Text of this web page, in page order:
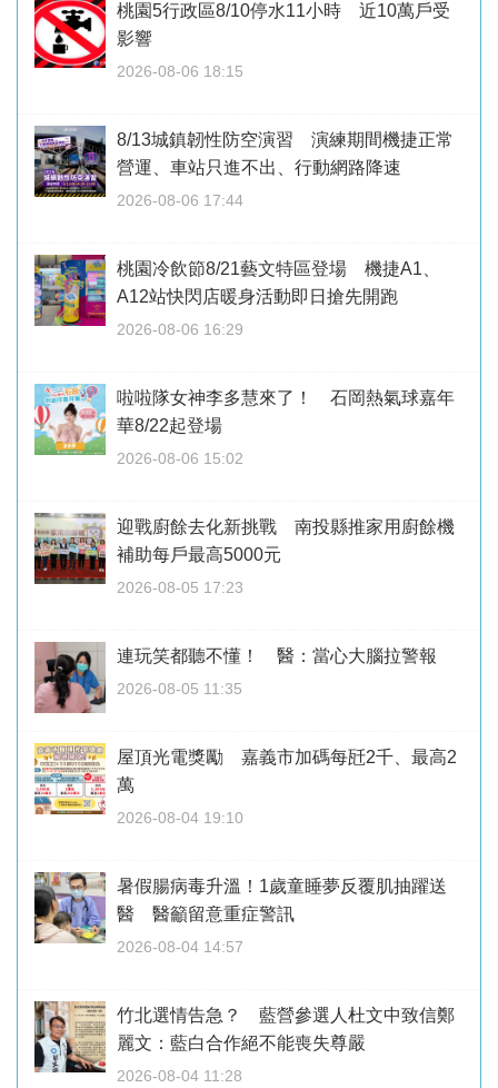
桃園5行政區8/10停水11小時 近10萬戶受
影響
2026-08-06 18:15
8/13城鎮韌性防空演習 演練期間機捷正常
營運、車站只進不出、行動網路降速
2026-08-06 17:44
桃園冷飲節8/21藝文特區登場 機捷A1、
A12站快閃店暖身活動即日搶先開跑
2026-08-06 16:29
啦啦隊女神李多慧來了！ 石岡熱氣球嘉年
華8/22起登場
2026-08-06 15:02
迎戰廚餘去化新挑戰 南投縣推家用廚餘機
補助每戶最高5000元
2026-08-05 17:23
連玩笑都聽不懂！ 醫：當心大腦拉警報
2026-08-05 11:35
屋頂光電獎勵 嘉義市加碼每瓩2千、最高2
萬
2026-08-04 19:10
暑假腸病毒升溫！1歲童睡夢反覆肌抽躍送
醫 醫籲留意重症警訊
2026-08-04 14:57
竹北選情告急？ 藍營參選人杜文中致信鄭
麗文：藍白合作絕不能喪失尊嚴
2026-08-04 11:28